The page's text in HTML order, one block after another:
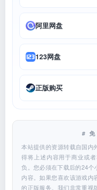
阿里网盘
123网盘
正版购买
#
本站提供的资源转载自国内
得将上述内容用于商业或
负。您必须在下载后的24个
内容。如果您喜欢该游戏内
的正版服务。我们非常重视